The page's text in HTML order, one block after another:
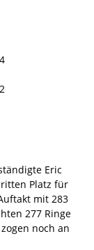
Eric
Platz für
mit 283
277 Ringe
noch an